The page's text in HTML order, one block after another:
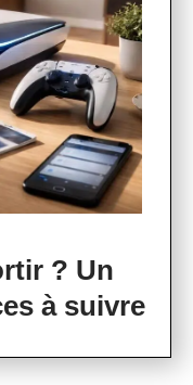
? Un
à suivre